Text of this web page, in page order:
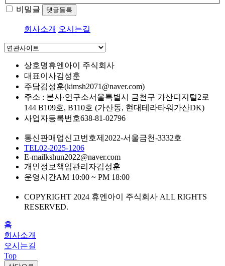
비밀글 댓글등록
회사소개 오시는길
상호명휴엔아이 주식회사
대표이사김성훈
주담김성훈(kimsh2071@naver.com)
주소 : 본사·연구소서울특별시 금천구 가산디지털2로
144 B109호, B110호 (가산동, 현대테라타워가산DK)
사업자등록번호638-81-02796
통신판매업신고번호제2022-서울금천-3332호
TEL02-2025-1206
E-mailkshun2022@naver.com
개인정보책임관리자김성훈
운영시간AM 10:00 ~ PM 18:00
COPYRIGHT 2024 휴엔아이 주식회사 ALL RIGHTS
RESERVED.
홈
회사소개
오시는길
Top